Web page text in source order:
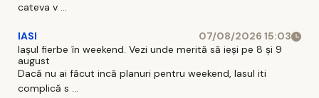
cateva v ...
IASI
07/08/2026 15:03
Iașul fierbe în weekend. Vezi unde merită să ieși pe 8 și 9
august
Dacă nu ai făcut incă planuri pentru weekend, Iasul iti
complică s ...